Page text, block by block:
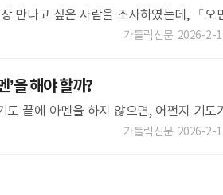
만나고 싶은 사람을 조사하였는데, 「오
고 불친절해 보이는 남자가 사랑하는 여인
가톨릭신문 2026-2-
을 해야 할까?
도 끝에 아멘을 하지 않으면, 어쩐지 기도
가톨릭신문 2026-2-